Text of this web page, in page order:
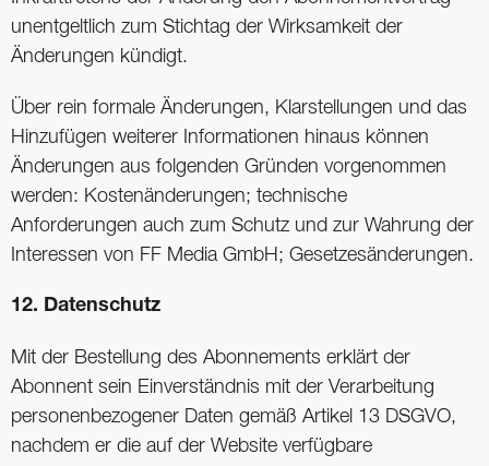
unentgeltlich zum Stichtag der Wirksamkeit der
Änderungen kündigt.
Über rein formale Änderungen, Klarstellungen und das
Hinzufügen weiterer Informationen hinaus können
Änderungen aus folgenden Gründen vorgenommen
werden: Kostenänderungen; technische
Anforderungen auch zum Schutz und zur Wahrung der
Interessen von FF Media GmbH; Gesetzesänderungen.
12. Datenschutz
Mit der Bestellung des Abonnements erklärt der
Abonnent sein Einverständnis mit der Verarbeitung
personenbezogener Daten gemäß Artikel 13 DSGVO,
nachdem er die auf der Website verfügbare